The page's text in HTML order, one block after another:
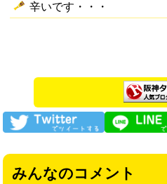
辛いです・・・
みんなのコメント